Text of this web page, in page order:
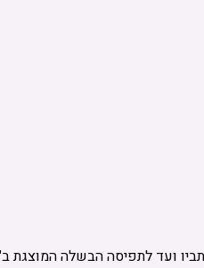
ועד לתפיסה הבשלה המוצגת